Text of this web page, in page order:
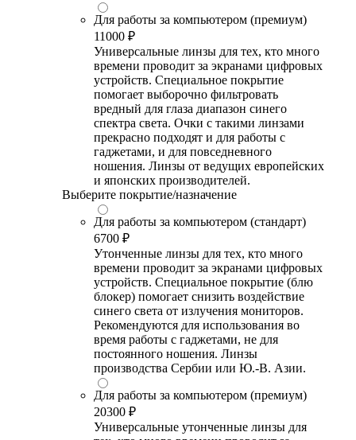
Для работы за компьютером (премиум)
11000 ₽
Универсальные линзы для тех, кто много
времени проводит за экранами цифровых
устройств. Специальное покрытие
помогает выборочно фильтровать
вредный для глаза диапазон синего
спектра света. Очки с такими линзами
прекрасно подходят и для работы с
гаджетами, и для повседневного
ношения. Линзы от ведущих европейских
и японских производителей.
Выберите покрытие/назначение
Для работы за компьютером (стандарт)
6700 ₽
Утонченные линзы для тех, кто много
времени проводит за экранами цифровых
устройств. Специальное покрытие (блю
блокер) помогает снизить воздействие
синего света от излучения мониторов.
Рекомендуются для использования во
время работы с гаджетами, не для
постоянного ношения. Линзы
производства Сербии или Ю.-В. Азии.
Для работы за компьютером (премиум)
20300 ₽
Универсальные утонченные линзы для